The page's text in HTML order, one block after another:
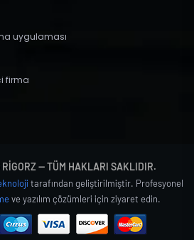
uygulaması
firma
— TÜM HAKLARI SAKLIDIR.
tarafından geliştirilmiştir. Profesyonel
ve yazılım çözümleri için ziyaret edin.